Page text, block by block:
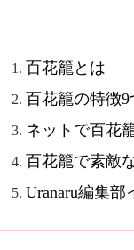
百花籠とは
百花籠の特徴9
ネットで百花
百花籠で素敵
Uranaru編集部